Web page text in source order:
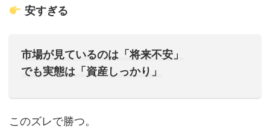
安すぎる
市場が見ているのは「将来不安」
でも実態は「資産しっかり」
このズレで勝つ。